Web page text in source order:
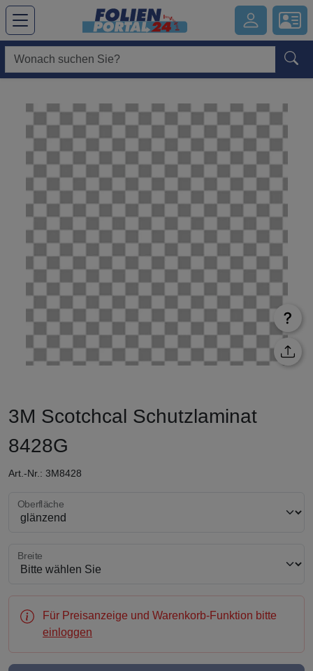
Hauptregion der Seite anspringen
3M Scotchcal Schutzlaminat
8428G
Art.-Nr.: 3M8428
Oberfläche wählen
Oberfläche
Breite wählen
Breite
Für Preisanzeige und Warenkorb-Funktion bitte
einloggen